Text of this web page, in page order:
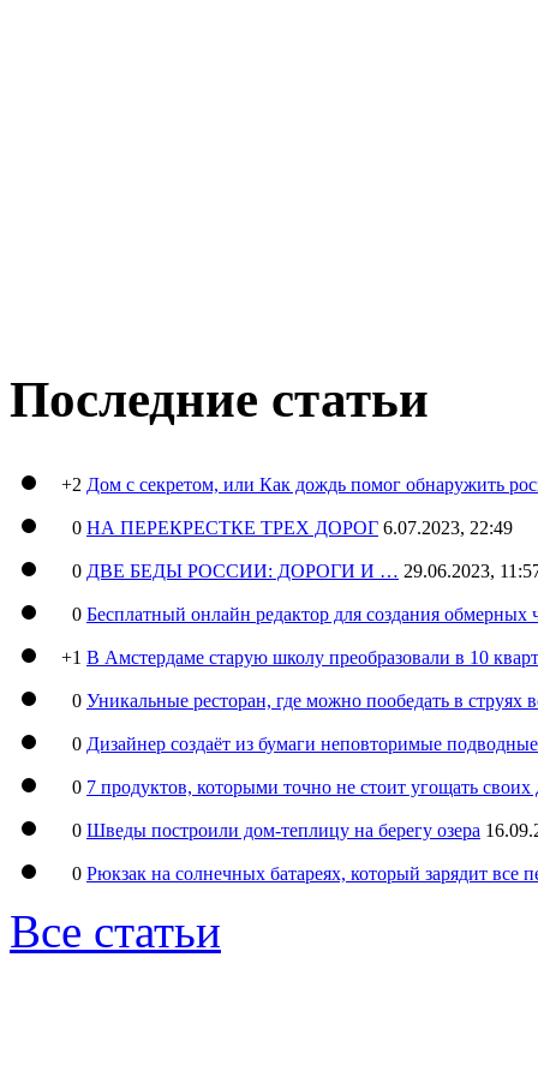
Последние статьи
+2 Дом с секретом, или Как дождь помог обнаружить
0 НА ПЕРЕКРЕСТКЕ ТРЕХ ДОРОГ 6.07.2023, 22:49
0 ДВЕ БЕДЫ РОССИИ: ДОРОГИ И … 29.06.2023,
0 Бесплатный онлайн редактор для создания обмерных
+1 В Амстердаме старую школу преобразовали в 10
0 Уникальные ресторан, где можно пообедать в струях
0 Дизайнер создаёт из бумаги неповторимые
0 7 продуктов, которыми точно не стоит угощать
0 Шведы построили дом-теплицу на берегу озера
0 Рюкзак на солнечных батареях, который зарядит все
Все статьи